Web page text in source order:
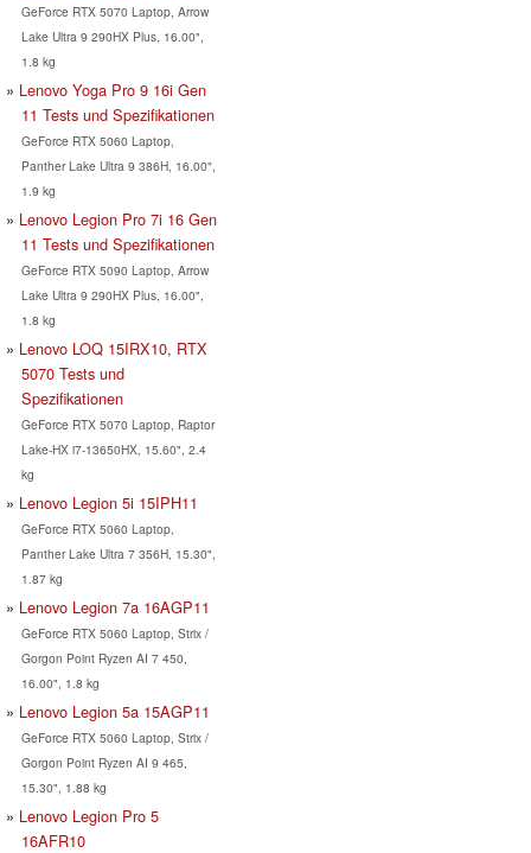
GeForce RTX 5070 Laptop, Arrow
Lake Ultra 9 290HX Plus, 16.00",
1.8 kg
Lenovo Yoga Pro 9 16i Gen
11 Tests und Spezifikationen
GeForce RTX 5060 Laptop,
Panther Lake Ultra 9 386H, 16.00",
1.9 kg
Lenovo Legion Pro 7i 16 Gen
11 Tests und Spezifikationen
GeForce RTX 5090 Laptop, Arrow
Lake Ultra 9 290HX Plus, 16.00",
1.8 kg
Lenovo LOQ 15IRX10, RTX
5070 Tests und
Spezifikationen
GeForce RTX 5070 Laptop, Raptor
Lake-HX i7-13650HX, 15.60", 2.4
kg
Lenovo Legion 5i 15IPH11
GeForce RTX 5060 Laptop,
Panther Lake Ultra 7 356H, 15.30",
1.87 kg
Lenovo Legion 7a 16AGP11
GeForce RTX 5060 Laptop, Strix /
Gorgon Point Ryzen AI 7 450,
16.00", 1.8 kg
Lenovo Legion 5a 15AGP11
GeForce RTX 5060 Laptop, Strix /
Gorgon Point Ryzen AI 9 465,
15.30", 1.88 kg
Lenovo Legion Pro 5
16AFR10